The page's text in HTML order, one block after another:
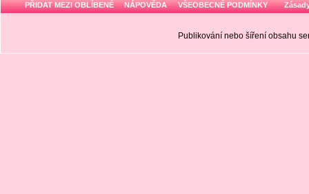
PŘIDAT MEZI OBLÍBENÉ NÁPOVĚDA VŠEOBECNÉ PODMÍNKY
Publikování nebo šíření obsahu